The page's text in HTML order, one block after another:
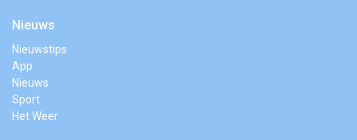
Nieuws
Nieuwstips
App
Nieuws
Sport
Het Weer